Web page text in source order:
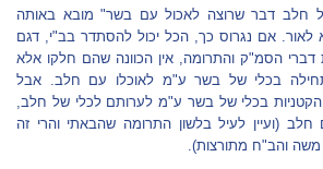
חלב דבר שרוצה לאכול עם בשר" מובא באותה
לאור. אם נגרוס כך, הכל יכול להסתדר בב"י, דגם
הסמ"ק והתרומה, אין הכוונה שהם חלקו אלא
בכלי של בשר ע"מ לאוכלו עם חלב. אבל
בכלי של בשר ע"מ לערותם לכלי של חלב,
(ועיין לעיל בלשון התרומה שהבאתי והרי זה
משה והב"ח מתורצות).